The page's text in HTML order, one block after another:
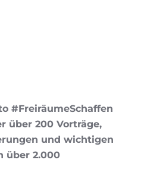
#FreiräumeSchaffen
über 200 Vorträge,
und wichtigen
über 2.000